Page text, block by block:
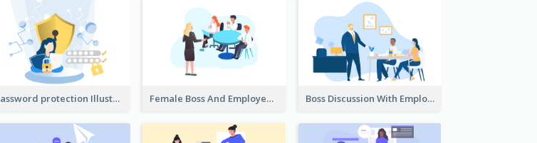
Password protection Illustration Female Boss And Employee Illustration Boss Discussion With Employee Illustration